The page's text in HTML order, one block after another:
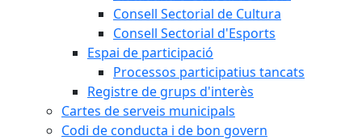
Consell Sectorial de Cultura
Consell Sectorial d'Esports
Espai de participació
Processos participatius tancats
Registre de grups d'interès
Cartes de serveis municipals
Codi de conducta i de bon govern